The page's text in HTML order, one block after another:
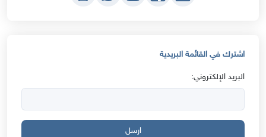
اشترك في القائمة البريدية
البريد الإلكتروني:
ارسل